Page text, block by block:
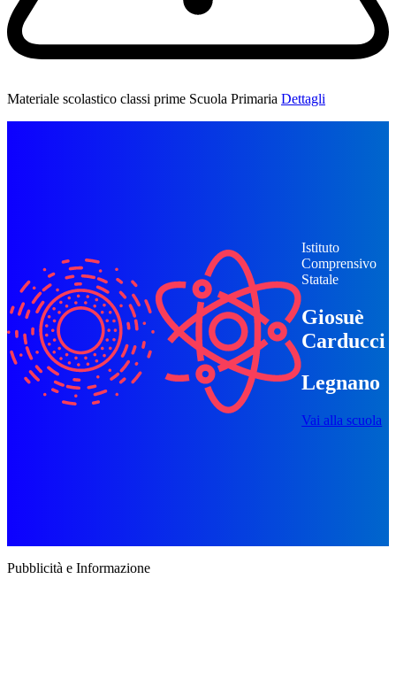
Materiale scolastico classi prime Scuola Primaria Dettagli
Istituto
Comprensivo
Statale
Giosuè
Carducci
Legnano
Vai alla scuola
Pubblicità e Informazione